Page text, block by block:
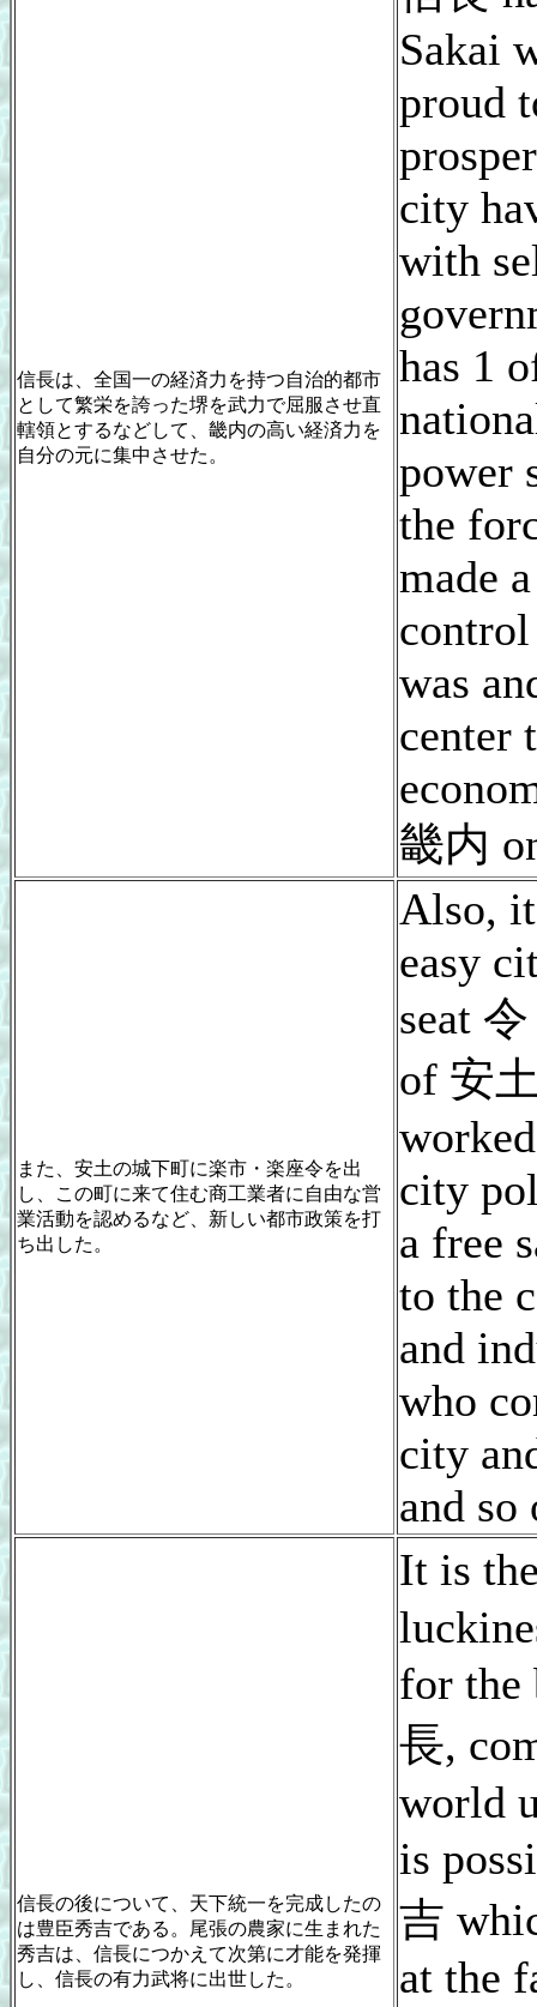
信長は、全国一の経済力を持つ自治的都市
として繁栄を誇った堺を武力で屈服させ直
轄領とするなどして、畿内の高い経済力を
自分の元に集中させた。
Sakai
proud
city
with
has 1
power
the
made
was
center
畿内
また、安土の城下町に楽市・楽座令を出
し、この町に来て住む商工業者に自由な営
業活動を認めるなど、新しい都市政策を打
ち出した。
Also,
easy
seat
of 安
city
a free
to the
and
who
city
and so
信長の後について、天下統一を完成したの
は豊臣秀吉である。尾張の農家に生まれた
秀吉は、信長につかえて次第に才能を発揮
し、信長の有力武将に出世した。
It is
for the
長,
world
is
吉
at the